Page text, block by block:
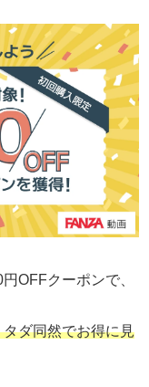
OFFクーポンで、
ダ同然でお得に見